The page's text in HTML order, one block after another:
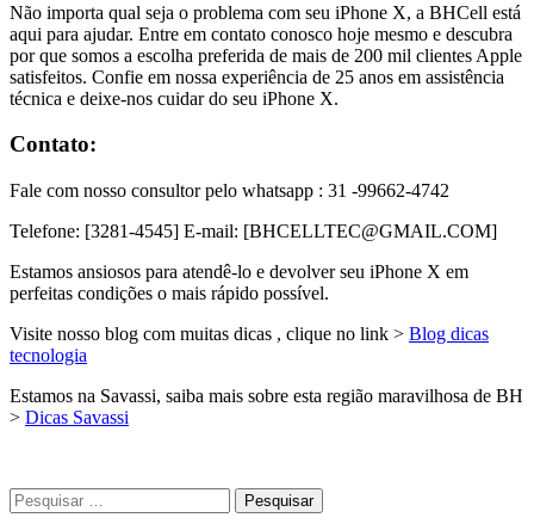
Não importa qual seja o problema com seu iPhone X, a BHCell está
aqui para ajudar. Entre em contato conosco hoje mesmo e descubra
por que somos a escolha preferida de mais de 200 mil clientes Apple
satisfeitos. Confie em nossa experiência de 25 anos em assistência
técnica e deixe-nos cuidar do seu iPhone X.
Contato:
Fale com nosso consultor pelo whatsapp : 31 -99662-4742
Telefone: [3281-4545] E-mail: [BHCELLTEC@GMAIL.COM]
Estamos ansiosos para atendê-lo e devolver seu iPhone X em
perfeitas condições o mais rápido possível.
Visite nosso blog com muitas dicas , clique no link > Blog dicas
tecnologia
Estamos na Savassi, saiba mais sobre esta região maravilhosa de BH
> Dicas Savassi
Pesquisar
por: